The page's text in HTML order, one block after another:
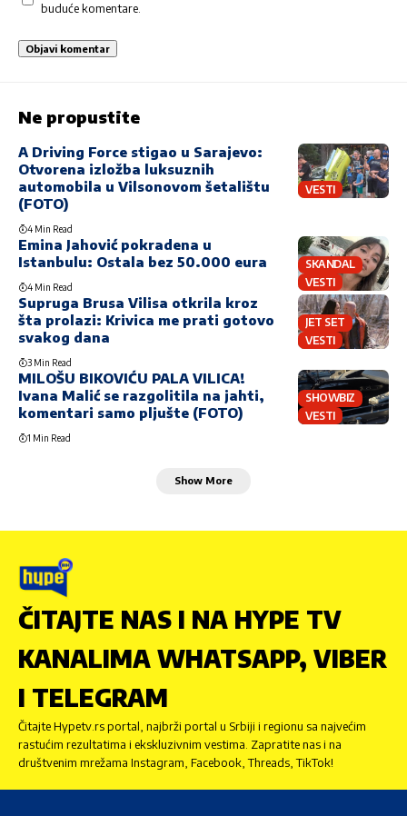
buduće komentare.
Ne propustite
VESTI
A Driving Force stigao u Sarajevo:
Otvorena izložba luksuznih
automobila u Vilsonovom šetalištu
(FOTO)
4 Min Read
SKANDAL
VESTI
Emina Jahović pokradena u
Istanbulu: Ostala bez 50.000 eura
4 Min Read
JET SET
VESTI
Supruga Brusa Vilisa otkrila kroz
šta prolazi: Krivica me prati gotovo
svakog dana
3 Min Read
SHOWBIZ
VESTI
MILOŠU BIKOVIĆU PALA VILICA!
Ivana Malić se razgolitila na jahti,
komentari samo pljušte (FOTO)
1 Min Read
Show More
ČITAJTE NAS I NA HYPE TV
KANALIMA WHATSAPP, VIBER
I TELEGRAM
Čitajte Hypetv.rs portal, najbrži portal u Srbiji i regionu sa najvećim
rastućim rezultatima i ekskluzivnim vestima. Zapratite nas i na
društvenim mrežama Instagram, Facebook, Threads, TikTok!